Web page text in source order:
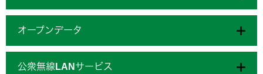
オープンデータ
公衆無線LANサービス